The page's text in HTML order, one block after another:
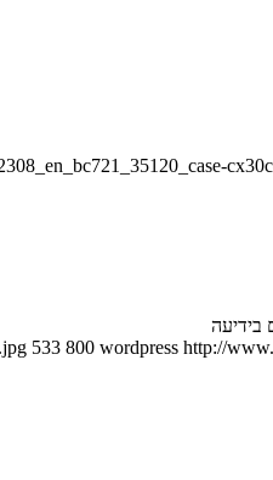
בידיעה
533 800 wordpress http://